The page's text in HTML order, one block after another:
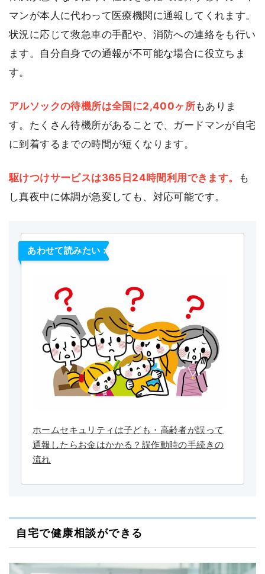
マンが本人に代わって医療機関に通報してくれます。
状況に応じて救急車の手配や、消防への連絡をも行い
ます。自分自身での通報が不可能な場合に役立ちま
す。
アルソックの待機所は全国に2,400ヶ所もありま
す。たくさん待機所があることで、ガードマンが自宅
に到着するまでの時間が短くなります。
駆けつけサービスは365日24時間利用できます。
も
し真夜中に体調が急変しても、対応可能です。
あわせて読みたい：
ホームセキュリティは子ども・高齢者が誤って
通報したらお金はかかる？誤作動時の手続きの
流れ
自宅で健康相談ができる